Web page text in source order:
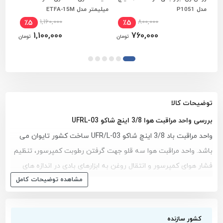
افزودن به سبد خرید
مدل P1051
800,000 ٪5
760,000 تومان
افزودن به سبد خریدمیلیمتر مدل ETFA-15M
1,160,000 ٪5
1,100,000 تومان
توضیحات کالا
بررسی واحد مراقبت هوا 3/8 اینچ شاکو UFRL-03
واحد مراقبت باد 3/8 اینچ شاکو UFR/L-03 ساخت کشور تایوان می
باشد. واحد مراقبت هوا سه قلو جهت گرفتن رطوبت کمپرسور، تنظیم
فشار هوای کمپرسور و انتقال روغن به ابزارهای بادی در اندازه های
مختلف در دسترس می باشد. این مدل از واحد مراقبت های شاکو
مشاهده توضیحات کامل
کشور سازنده